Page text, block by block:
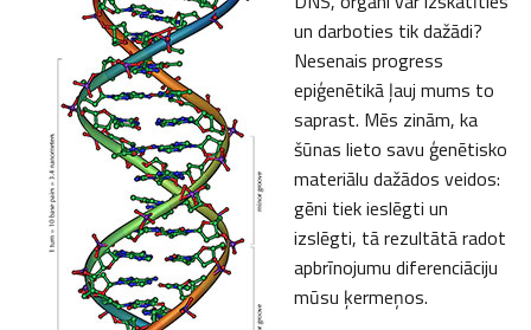
un darboties tik dažādi?
Nesenais progress
epiģenētikā ļauj mums to
saprast. Mēs zinām, ka
šūnas lieto savu ģenētisko
materiālu dažādos veidos:
gēni tiek ieslēgti un
izslēgti, tā rezultātā radot
apbrīnojumu diferenciāciju
mūsu ķermeņos.